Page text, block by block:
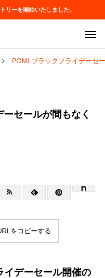
リーを開始いたしました。
POMLブラックフライデーセ
セールが間もなく
をコピーする
イデーセール開催の